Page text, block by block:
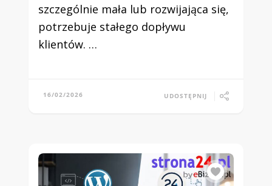
szczególnie mała lub rozwijająca się,
potrzebuje stałego dopływu
klientów. …
16/02/2026 UDOSTĘPNIJ